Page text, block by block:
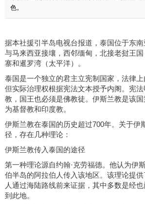
色。
据本社援引半岛电视台报道，泰国位于东
与马来西亚接壤，西邻缅甸，北接老挝王
寨和暹罗湾（太平洋）。
泰国是一个独立的君主立宪制国家，法律上
但实际治理权根据宪法文本授予内阁。宪
教，国王也必须是佛教徒。伊斯兰教是该
为基督教和印度教。
伊斯兰教在泰国的历史超过700年。关于伊
径，存在几种理论：
伊斯兰教传入泰国的途径
第一种理论源自约翰·克劳福德。他认为伊
伯半岛的阿拉伯人传入该地区。该理论提
人通过海陆路线前来证据，其中多数是经
到此地。